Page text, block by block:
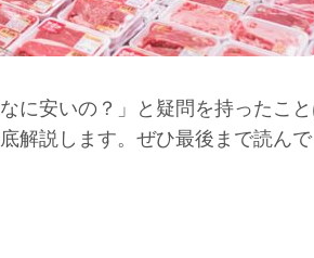
に安いの？」と疑問を持ったこ
説します。ぜひ最後まで読んで